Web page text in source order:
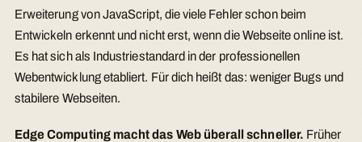
Erweiterung von JavaScript, die viele Fehler schon beim
Entwickeln erkennt und nicht erst, wenn die Webseite online ist.
Es hat sich als Industriestandard in der professionellen
Webentwicklung etabliert. Für dich heißt das: weniger Bugs und
stabilere Webseiten.
Edge Computing macht das Web überall schneller. Früher